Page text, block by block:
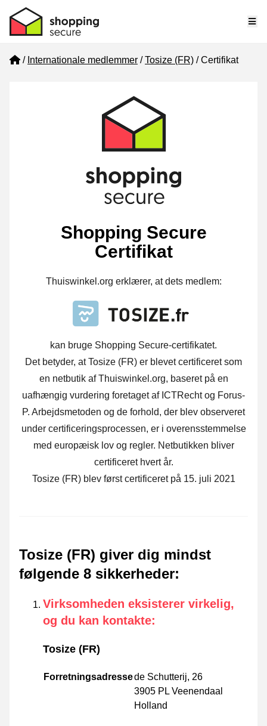
Home
Internationale medlemmer Tosize (FR) Certifikat
Shopping Secure
Certifikat
Thuiswinkel.org erklærer, at dets medlem:
kan bruge Shopping Secure-certifikatet.
Det betyder, at Tosize (FR) er blevet certificeret som
en netbutik af Thuiswinkel.org, baseret på en
uafhængig vurdering foretaget af ICTRecht og Forus-
P. Arbejdsmetoden og de forhold, der blev observeret
under certificeringsprocessen, er i overensstemmelse
med europæisk lov og regler. Netbutikken bliver
certificeret hvert år.
Tosize (FR) blev først certificeret på 15. juli 2021
Tosize (FR) giver dig mindst
følgende 8 sikkerheder:
Virksomheden eksisterer virkelig,
og du kan kontakte:
Tosize (FR)
Forretningsadressede Schutterij, 26
3905 PL Veenendaal
Holland